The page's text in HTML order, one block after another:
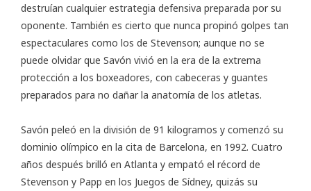
destruían cualquier estrategia defensiva preparada por su
oponente. También es cierto que nunca propinó golpes tan
espectaculares como los de Stevenson; aunque no se
puede olvidar que Savón vivió en la era de la extrema
protección a los boxeadores, con cabeceras y guantes
preparados para no dañar la anatomía de los atletas.
Savón peleó en la división de 91 kilogramos y comenzó su
dominio olímpico en la cita de Barcelona, en 1992. Cuatro
años después brilló en Atlanta y empató el récord de
Stevenson y Papp en los Juegos de Sídney, quizás su